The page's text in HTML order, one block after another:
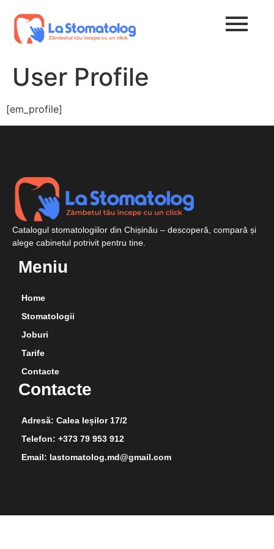
User Profile
[em_profile]
Catalogul stomatologiilor din Chișinău – descoperă, compară și
alege cabinetul potrivit pentru tine.
Meniu
Home
Stomatologii
Joburi
Tarife
Contacte
Contacte
Adresă: Calea Ieșilor 17/2
Telefon: +373 79 953 912
Email: lastomatolog.md@gmail.com